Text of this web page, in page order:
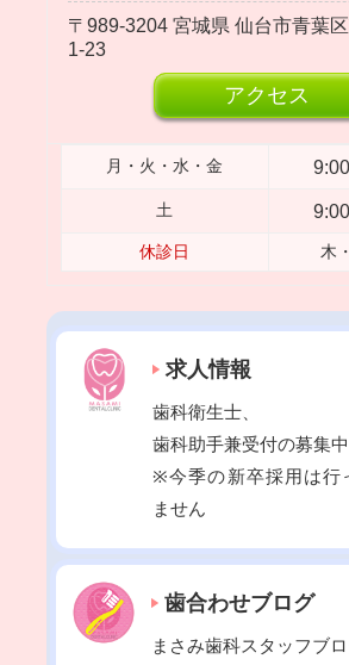
989-3204 宮城県 仙台市青葉
1-23
アクセス
月・火・水・金
土
休診日 木
求人情報
歯科衛生士、
歯科助手兼受付の募集中
※今季の新卒採用は行
ません
歯合わせブログ
まさみ歯科スタッフブ